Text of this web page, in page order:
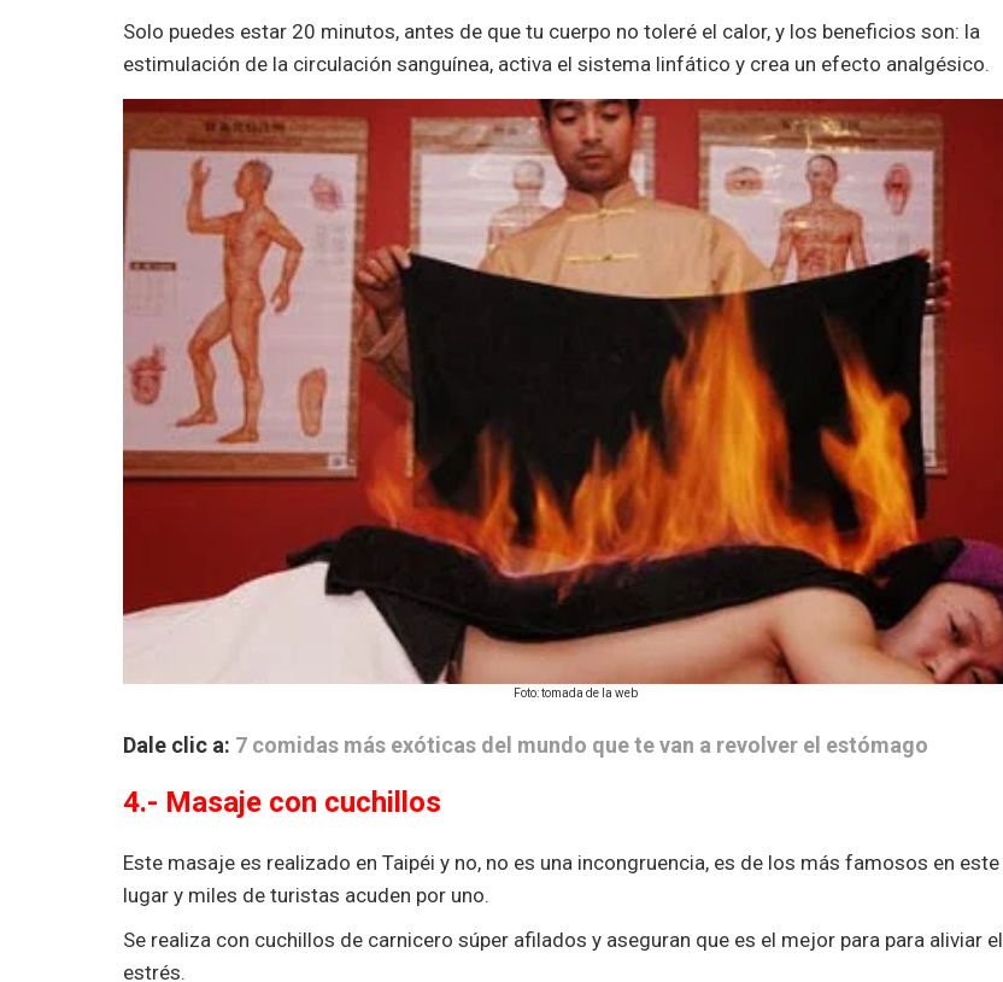
Solo puedes estar 20 minutos, antes de que tu cuerpo no toleré el calor, y los beneficios son: la
estimulación de la circulación sanguínea, activa el sistema linfático y crea un efecto analgésico.
Foto: tomada de la web
Dale clic a: 7 comidas más exóticas del mundo que te van a revolver el estómago
4.- Masaje con cuchillos
Este masaje es realizado en Taipéi y no, no es una incongruencia, es de los más famosos en este
lugar y miles de turistas acuden por uno.
Se realiza con cuchillos de carnicero súper afilados y aseguran que es el mejor para para aliviar el
estrés.